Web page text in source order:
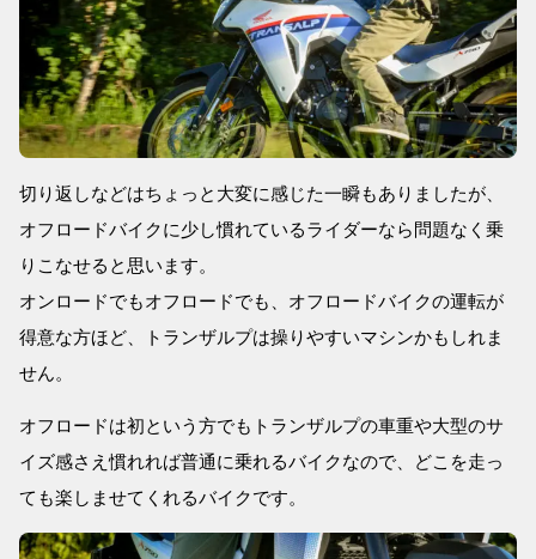
切り返しなどはちょっと大変に感じた一瞬もありましたが、
オフロードバイクに少し慣れているライダーなら問題なく乗
りこなせると思います。
オンロードでもオフロードでも、オフロードバイクの運転が
得意な方ほど、トランザルプは操りやすいマシンかもしれま
せん。
オフロードは初という方でもトランザルプの車重や大型のサ
イズ感さえ慣れれば普通に乗れるバイクなので、どこを走っ
ても楽しませてくれるバイクです。